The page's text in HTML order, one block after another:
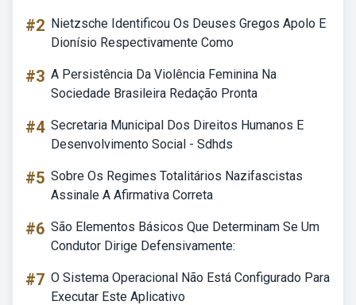
#2 Nietzsche Identificou Os Deuses Gregos Apolo E
Dionísio Respectivamente Como
#3 A Persistência Da Violência Feminina Na
Sociedade Brasileira Redação Pronta
#4 Secretaria Municipal Dos Direitos Humanos E
Desenvolvimento Social - Sdhds
#5 Sobre Os Regimes Totalitários Nazifascistas
Assinale A Afirmativa Correta
#6 São Elementos Básicos Que Determinam Se Um
Condutor Dirige Defensivamente:
#7 O Sistema Operacional Não Está Configurado Para
Executar Este Aplicativo